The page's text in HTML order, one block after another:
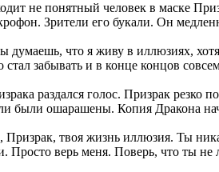
не понятный человек в маске
Зрители его букали. Он
думаешь, что я живу в иллюзиях,
стал забывать и в конце концов
раздался голос. Призрак
были ошарашены. Копия Дракона
твоя жизнь иллюзия. Ты
Просто верь меня. Поверь, что ты